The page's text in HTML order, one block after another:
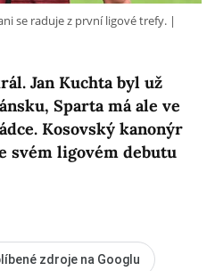
Jan Kuchta byl už
Sparta má ale ve
Kosovský kanonýr
svém ligovém debutu
se raduje z první ligové trefy.
zdroje na Googlu